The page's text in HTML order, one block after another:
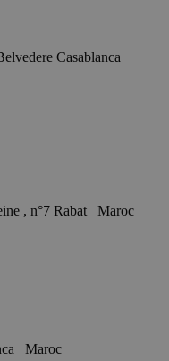
Casablanca
, n°7 Rabat Maroc
Maroc